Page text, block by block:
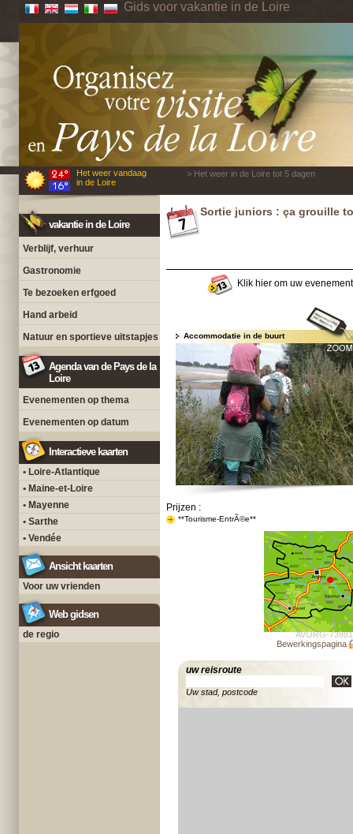
Gids voor vakantie in de Loire
Het weer vandaag
in de Loire
> Het weer in de Loire tot 5 dagen
vakantie in de Loire
Verblijf, verhuur
Gastronomie
Te bezoeken erfgoed
Hand arbeid
Natuur en sportieve uitstapjes
Agenda van de Pays de la
Loire
Evenementen op thema
Evenementen op datum
Interactieve kaarten
• Loire-Atlantique
• Maine-et-Loire
• Mayenne
• Sarthe
• Vendée
Ansicht kaarten
Voor uw vrienden
Web gidsen
de regio
Sortie juniors : ça grouille
Klik hier om uw
Accommodatie in de buurt
Prijzen :
**Tourisme-EntrÃ©e**
AVORG-
Bewerkingspagina
uw reisroute
Uw stad, postcode